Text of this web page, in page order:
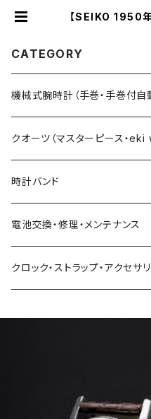
【SEIKO 1950
品・オーバーホ
ン高級クロコダ
手 時計企
CATEGORY
機械式腕時計（手巻・手巻付自
藤原和博プロデュース（限定モ
限定モデル
urushi kiso 機械式
中仙道モデル
手巻腕時計 THE SPQR
限定モデル
手巻提げ SUPERIORE（スーペ
自動巻デイデイト Ventuno
クオーツ（マスターピース・eki
限定モデル
藤原和博プロデュース（限定）
定番クオーツ
時計バンド
クロコダイル（20・18・17・14mm
SOMESレザー・シート革（20・
手巻・漆機械式・有田焼機械式
電池交換・修理・メンテナンス
クロック・ストラップ・アクセサ